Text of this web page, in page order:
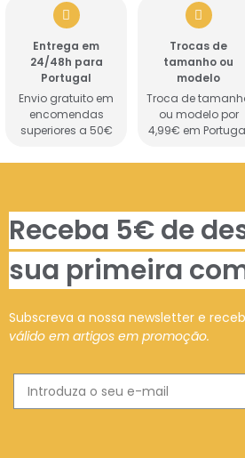
Entrega em
24/48h para
Portugal
Envio gratuito em
encomendas
superiores a 50€
Trocas de
tamanho ou
modelo
Troca de
ou modelo por
4,99€ em
Receba 5€ de
sua primeira
Subscreva a nossa newsletter e
válido em artigos em promoção.